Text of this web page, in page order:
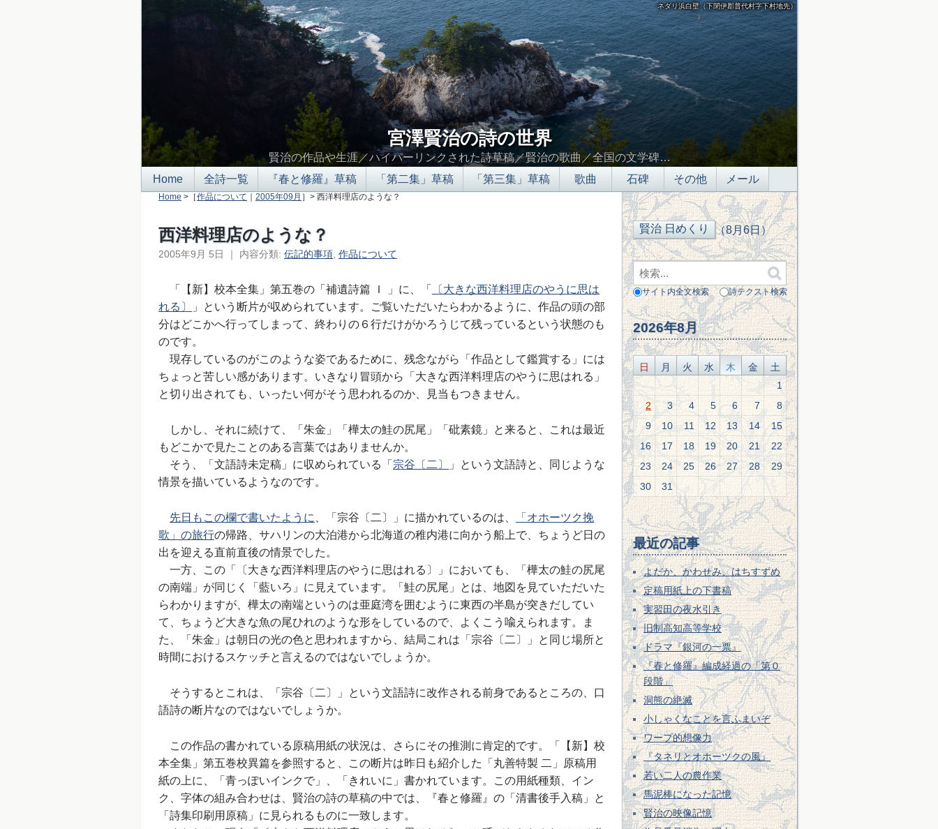
ネダリ浜白壁（下閉伊郡普代村字下村地先）
宮澤賢治の詩の世界
賢治の作品や生涯／ハイパーリンクされた詩草稿／賢治の歌曲／全国の文学碑…
Home
全詩一覧 『春と修羅』草稿 「第二集」草稿 「第三集」草稿 歌曲 石碑 その他 メール
Home >［作品について ｜ 2005年09月 ］> 西洋料理店のような？
西洋料理店のような？
2005年9月 5日 ｜ 内容分類: 伝記的事項 作品について
「【新】校本全集」第五巻の「補遺詩篇 Ｉ 」に、「
〔大きな西洋料理店のやうに思は
れる〕
」という断片が収められています。ご覧いただいたらわかるように、作品の頭の部
分はどこかへ行ってしまって、終わりの６行だけがかろうじて残っているという状態のも
のです。
現存しているのがこのような姿であるために、残念ながら「作品として鑑賞する」には
ちょっと苦しい感があります。いきなり冒頭から「大きな西洋料理店のやうに思はれる」
と切り出されても、いったい何がそう思われるのか、見当もつきません。
しかし、それに続けて、「朱金」「樺太の鮭の尻尾」「砒素鏡」と来ると、これは最近
もどこかで見たことのある言葉ではありませんか。
そう、「文語詩未定稿」に収められている「 宗谷〔二〕
」という文語詩と、同じような
情景を描いているようなのです。
先日もこの欄で書いたように 、「宗谷〔二〕」に描かれているのは、
「オホーツク挽
歌」の旅行の帰路、サハリンの大泊港から北海道の稚内港に向かう船上で、ちょうど日の
出を迎える直前直後の情景でした。
一方、この「〔大きな西洋料理店のやうに思はれる〕」においても、「樺太の鮭の尻尾
の南端」が同じく「藍いろ」に見えています。「鮭の尻尾」とは、地図を見ていただいた
らわかりますが、樺太の南端というのは亜庭湾を囲むように東西の半島が突きだしてい
て、ちょうど大きな魚の尾ひれのような形をしているので、よくこう喩えられます。ま
た、「朱金」は朝日の光の色と思われますから、結局これは「宗谷〔二〕」と同じ場所と
時間におけるスケッチと言えるのではないでしょうか。
そうするとこれは、「宗谷〔二〕」という文語詩に改作される前身であるところの、口
語詩の断片なのではないでしょうか。
この作品の書かれている原稿用紙の状況は、さらにその推測に肯定的です。「【新】校
本全集」第五巻校異篇を参照すると、この断片は昨日も紹介した「丸善特製 二」原稿用
紙の上に、「青っぽいインクで」、「きれいに」書かれています。この用紙種類、イン
ク、字体の組み合わせは、賢治の詩の草稿の中では、『春と修羅』の「清書後手入稿」と
「詩集印刷用原稿」に見られるものに一致します。
（8月6日）
サイト内全文検索 詩テクスト検索
2026年8月
日 月 火 水 木 金
土
1
2
3 4 5 6 7
8
9
10 11 12 13 14
15
16
17 18 19 20 21
22
23
24 25 26 27 28
29
30
31
最近の記事
よだか、かわせみ、はちすずめ
定稿用紙上の下書稿
実習田の夜水引き
旧制高知高等学校
ドラマ『銀河の一票』
『春と修羅』編成経過の「第０
段階」
洞熊の絶滅
小しゃくなことを言ふまいぞ
ワープ的想像力
『タネリとオホーツクの風』
若い二人の農作業
馬泥棒になった記憶
賢治の映像記憶